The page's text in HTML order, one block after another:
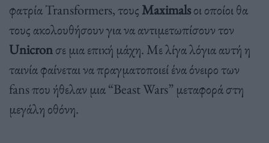
φατρία Transformers, τουςMaximalsοι οποίοι θα
τους ακολουθήσουν για να αντιμετωπίσουν τον
Unicronσε μια επική μάχη. Με λίγα λόγια αυτή η
ταινία φαίνεται να πραγματοποιεί ένα όνειρο των
fans που ήθελαν μια “Beast Wars” μεταφορά στη
μεγάλη οθόνη.